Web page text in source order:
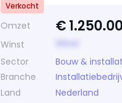
Omzet €
Winst
Sector
Bouw &
Branche
Land
Nederland
Verkocht